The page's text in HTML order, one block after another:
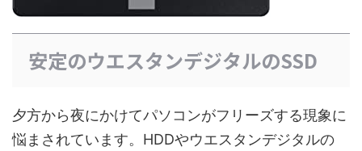
安定のウエスタンデジタルのSSD
夕方から夜にかけてパソコンがフリーズする現象に
悩まされています。HDDやウエスタンデジタルの